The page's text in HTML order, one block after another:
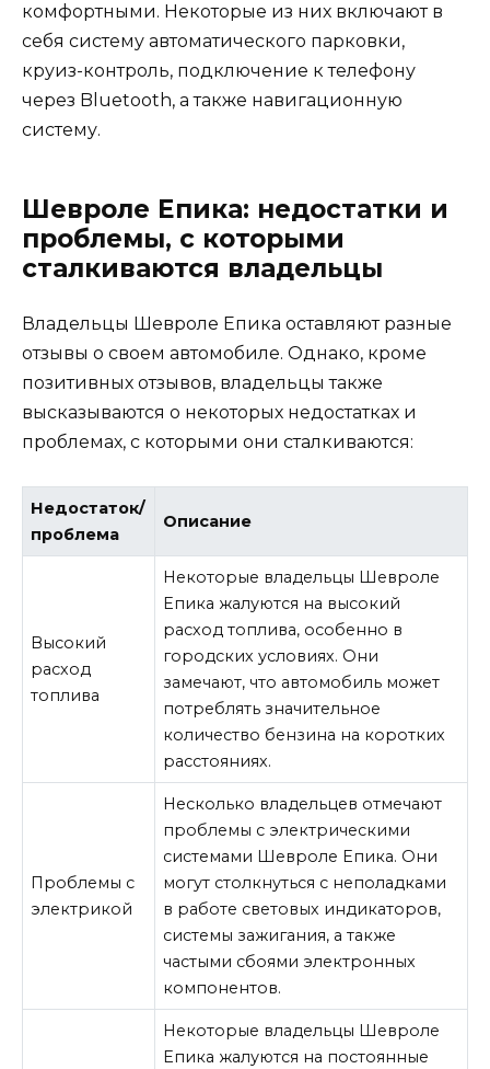
комфортными. Некоторые из них включают в
себя систему автоматического парковки,
круиз-контроль, подключение к телефону
через Bluetooth, а также навигационную
систему.
Шевроле Епика: недостатки и
проблемы, с которыми
сталкиваются владельцы
Владельцы Шевроле Епика оставляют разные
отзывы о своем автомобиле. Однако, кроме
позитивных отзывов, владельцы также
высказываются о некоторых недостатках и
проблемах, с которыми они сталкиваются:
Недостаток/
проблема
Описание
Высокий
расход
топлива
Некоторые владельцы Шевроле
Епика жалуются на высокий
расход топлива, особенно в
городских условиях. Они
замечают, что автомобиль может
потреблять значительное
количество бензина на коротких
расстояниях.
Проблемы с
электрикой
Несколько владельцев отмечают
проблемы с электрическими
системами Шевроле Епика. Они
могут столкнуться с неполадками
в работе световых индикаторов,
системы зажигания, а также
частыми сбоями электронных
компонентов.
Некоторые владельцы Шевроле
Епика жалуются на постоянные